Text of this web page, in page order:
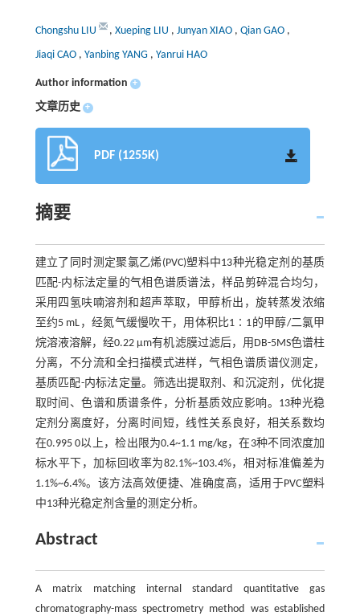
Chongshu LIU , Xueping LIU , Junyan XIAO , Qian GAO ,
Jiaqi CAO , Yanbing YANG , Yanrui HAO
Author information +
文章历史 +
PDF (1255K)
摘要
建立了同时测定聚氯乙烯(PVC)塑料中13种光稳定剂的基质
匹配-内标法定量的气相色谱质谱法，样品剪碎混合均匀，
采用四氢呋喃溶剂和超声萃取，甲醇析出，旋转蒸发浓缩
至约5 mL，经氮气缓慢吹干，用体积比1∶1的甲醇/二氯甲
烷溶液溶解，经0.22 μm有机滤膜过滤后，用DB-5MS色谱柱
分离，不分流和全扫描模式进样，气相色谱质谱仪测定，
基质匹配-内标法定量。筛选出提取剂、和沉淀剂，优化提
取时间、色谱和质谱条件，分析基质效应影响。13种光稳
定剂分离度好，分离时间短，线性关系良好，相关系数均
在0.995 0以上，检出限为0.4~1.1 mg/kg，在3种不同浓度加
标水平下，加标回收率为82.1%~103.4%，相对标准偏差为
1.1%~6.4%。该方法高效便捷、准确度高，适用于PVC塑料
中13种光稳定剂含量的测定分析。
Abstract
A matrix matching internal standard quantitative gas
chromatography-mass spectrometry method was established